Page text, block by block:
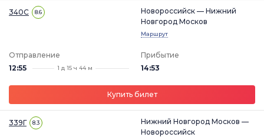
340С 8.6
Новороссийск — Нижний
Новгород Москов
Маршрут
Отправление
12:55
1 д 15 ч 44 м
Прибытие
14:53
Купить билет
339Г 8.3
Нижний Новгород Москов —
Новороссийск